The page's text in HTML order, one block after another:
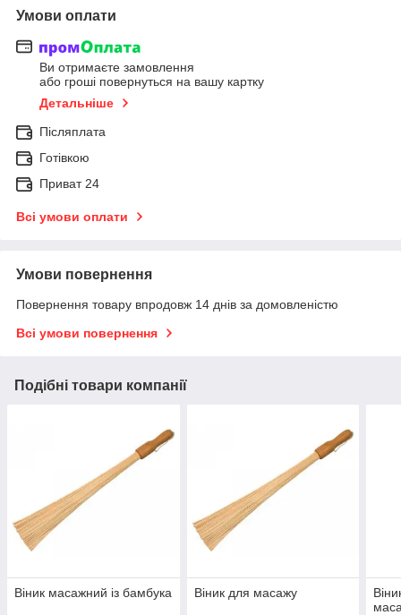
Умови оплати
Ви отримаєте замовлення
або гроші повернуться на вашу картку
Детальніше
Післяплата
Готівкою
Приват 24
Всі умови оплати
Умови повернення
Повернення товару впродовж 14 днів за домовленістю
Всі умови повернення
Подібні товари компанії
Віник масажний із бамбука Віник для масажу